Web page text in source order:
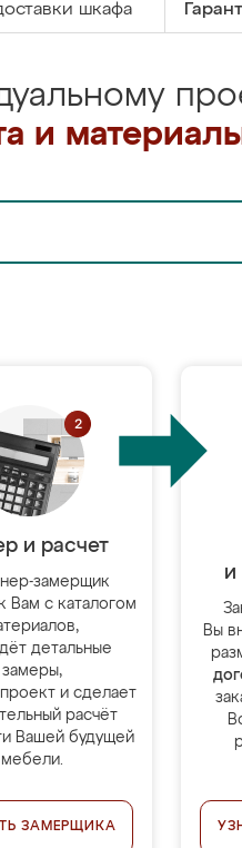
шкафа
и
и расчет
замерщик
Вам с каталогом
детальные
замеры,
и сделает
расчёт
Вашей будущей
мебели.
ЗАМЕРЩИКА
и
Вы